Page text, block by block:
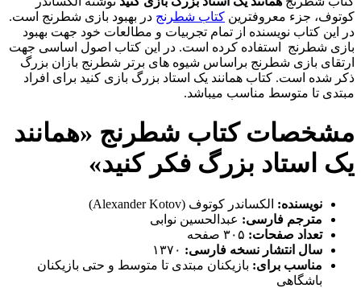
کوتوف، جزء معروفترین کتاب شطرنج در بهبود بازی شطرنج است.
در این کتاب نویسنده از تمام تجربیات و مطالعات خود جهت بهبود
بازی شطرنج استفاده کرده است. در این کتاب اصول اساسی جهت
ارتقای بازی شطرنج براساس شیوه های برتر شطرنج بازان بزرگ
ذکر شده است. کتاب همانند یک استاد بزرگ بازی کنید برای افراد
مبتدی تا متوسط مناسب میباشد.
مشخصات کتاب شطرنج «همانند
یک استاد بزرگ فکر کنید»
نویسنده: الکساندر کوتوف (Alexander Kotov)
مترجم فارسی: عبدالحسین نوابی
تعداد صفحات:
سال انتشار نسخه فارسی:
مناسب برای: بازیکنان مبتدی تا متوسط و حتی بازیکنان
باشگاهی